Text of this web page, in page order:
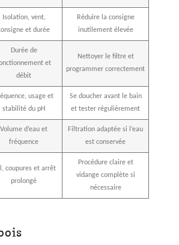
Isolation, vent,
et durée
Réduire la consigne
inutilement élevée
Durée de
et
débit
Nettoyer le filtre et
programmer correctement
usage et
stabilité du pH
Se doucher avant le bain
et tester régulièrement
Volume d’eau et
fréquence
Filtration adaptée si l’eau
est conservée
coupures et arrêt
prolongé
Procédure claire et
vidange complète si
nécessaire